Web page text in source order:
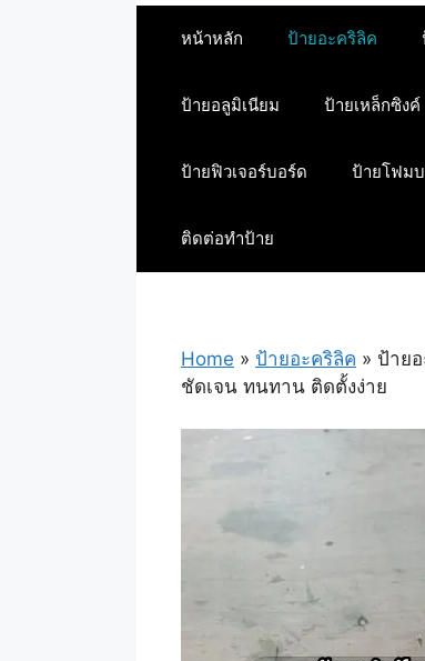
หน้าหลัก ป้ายอะคริลิค
ป้ายอลูมิเนียม ป้ายเหล็กซิงค์
ป้ายฟิวเจอร์บอร์ด ป้ายโฟม
ติดต่อทำป้าย
Home » ป้ายอะคริลิค » ป้าย
ชัดเจน ทนทาน ติดตั้งง่าย